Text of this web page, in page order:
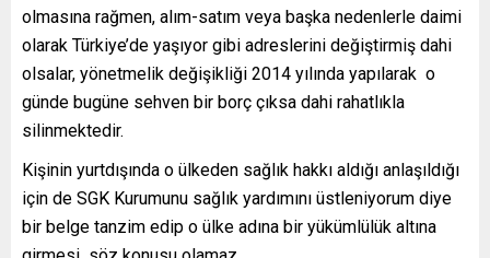
olmasına rağmen, alım-satım veya başka nedenlerle daimi
olarak Türkiye’de yaşıyor gibi adreslerini değiştirmiş dahi
olsalar, yönetmelik değişikliği 2014 yılında yapılarak o
günde bugüne sehven bir borç çıksa dahi rahatlıkla
silinmektedir.
Kişinin yurtdışında o ülkeden sağlık hakkı aldığı anlaşıldığı
için de SGK Kurumunu sağlık yardımını üstleniyorum diye
bir belge tanzim edip o ülke adına bir yükümlülük altına